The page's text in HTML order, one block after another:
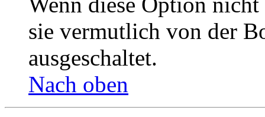
sie vermutlich von der
ausgeschaltet.
Nach oben